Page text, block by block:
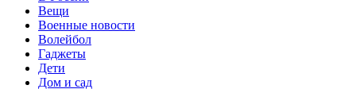
Вещи
Военные новости
Волейбол
Гаджеты
Дети
Дом и сад